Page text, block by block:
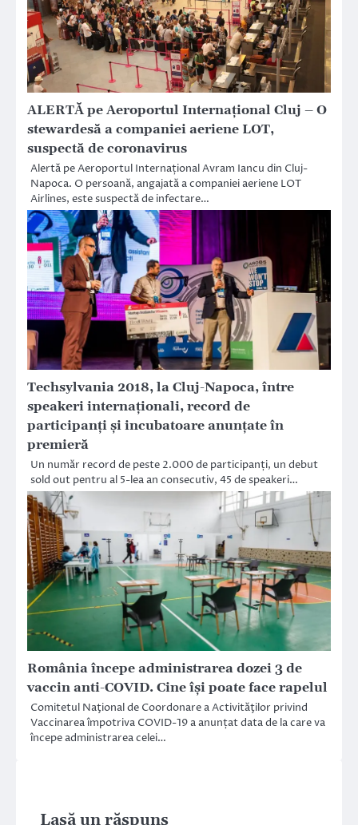
ALERTĂ pe Aeroportul Internațional Cluj – O
stewardesă a companiei aeriene LOT,
suspectă de coronavirus
Alertă pe Aeroportul Internațional Avram Iancu din Cluj-
Napoca. O persoană, angajată a companiei aeriene LOT
Airlines, este suspectă de infectare…
Techsylvania 2018, la Cluj-Napoca, între
speakeri internaționali, record de
participanți și incubatoare anunțate în
premieră
Un număr record de peste 2.000 de participanți, un debut
sold out pentru al 5-lea an consecutiv, 45 de speakeri…
România începe administrarea dozei 3 de
vaccin anti-COVID. Cine își poate face rapelul
Comitetul Naţional de Coordonare a Activităţilor privind
Vaccinarea împotriva COVID-19 a anunțat data de la care va
începe administrarea celei…
Lasă un răspuns